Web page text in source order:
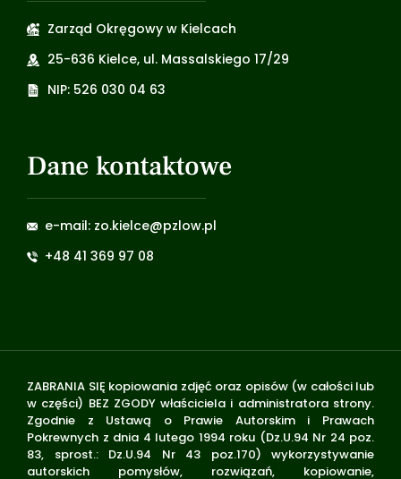
Zarząd Okręgowy w Kielcach
25-636 Kielce, ul. Massalskiego 17/29
NIP: 526 030 04 63
Dane kontaktowe
e-mail: zo.kielce@pzlow.pl
+48 41 369 97 08
ZABRANIA SIĘ kopiowania zdjęć oraz opisów (w całości lub
w części) BEZ ZGODY właściciela i administratora strony.
Zgodnie z Ustawą o Prawie Autorskim i Prawach
Pokrewnych z dnia 4 lutego 1994 roku (Dz.U.94 Nr 24 poz.
83, sprost.: Dz.U.94 Nr 43 poz.170) wykorzystywanie
autorskich pomysłów, rozwiązań, kopiowanie,